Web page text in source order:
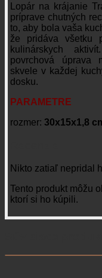
Lopár na krájanie
príprave chutných
to, aby bola vaša
že pridáva všetku
kulinárskych
povrchová úprava
skvele v každej
dosku.
PARAMETRE
rozmer: 30x15x1,8
Nikto zatiaľ nepridal
Tento produkt môžu
ktorí si ho kúpili.